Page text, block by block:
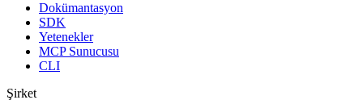
Dokümantasyon
SDK
Yetenekler
MCP Sunucusu
CLI
Şirket